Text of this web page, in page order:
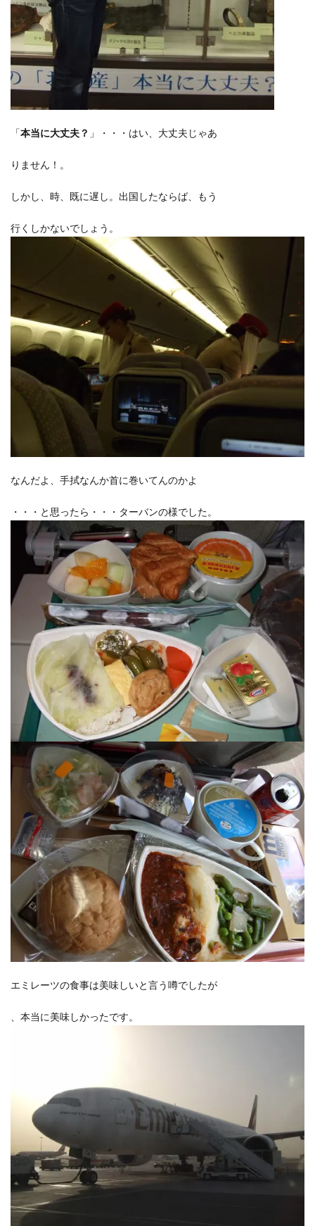
「本当に大丈夫？ 」・・・はい、大丈夫じゃあ
りません！。
しかし、時、既に遅し。出国したならば、もう
行くしかないでしょう。
なんだよ、手拭なんか首に巻いてんのかよ
・・・と思ったら・・・ターバンの様でした。
エミレーツの食事は美味しいと言う噂でしたが
、本当に美味しかったです。